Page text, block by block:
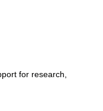
for research,